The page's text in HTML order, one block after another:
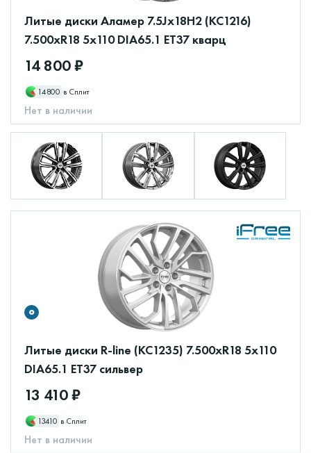
Литые диски Аламер 7.5Jx18H2 (КС1216)
7.500xR18 5x110 DIA65.1 ET37 кварц
14 800 ₽
14800 в Сплит
Нет в наличии
Литые диски R-line (КС1235) 7.500xR18 5x110
DIA65.1 ET37 сильвер
13 410 ₽
13410 в Сплит
Нет в наличии